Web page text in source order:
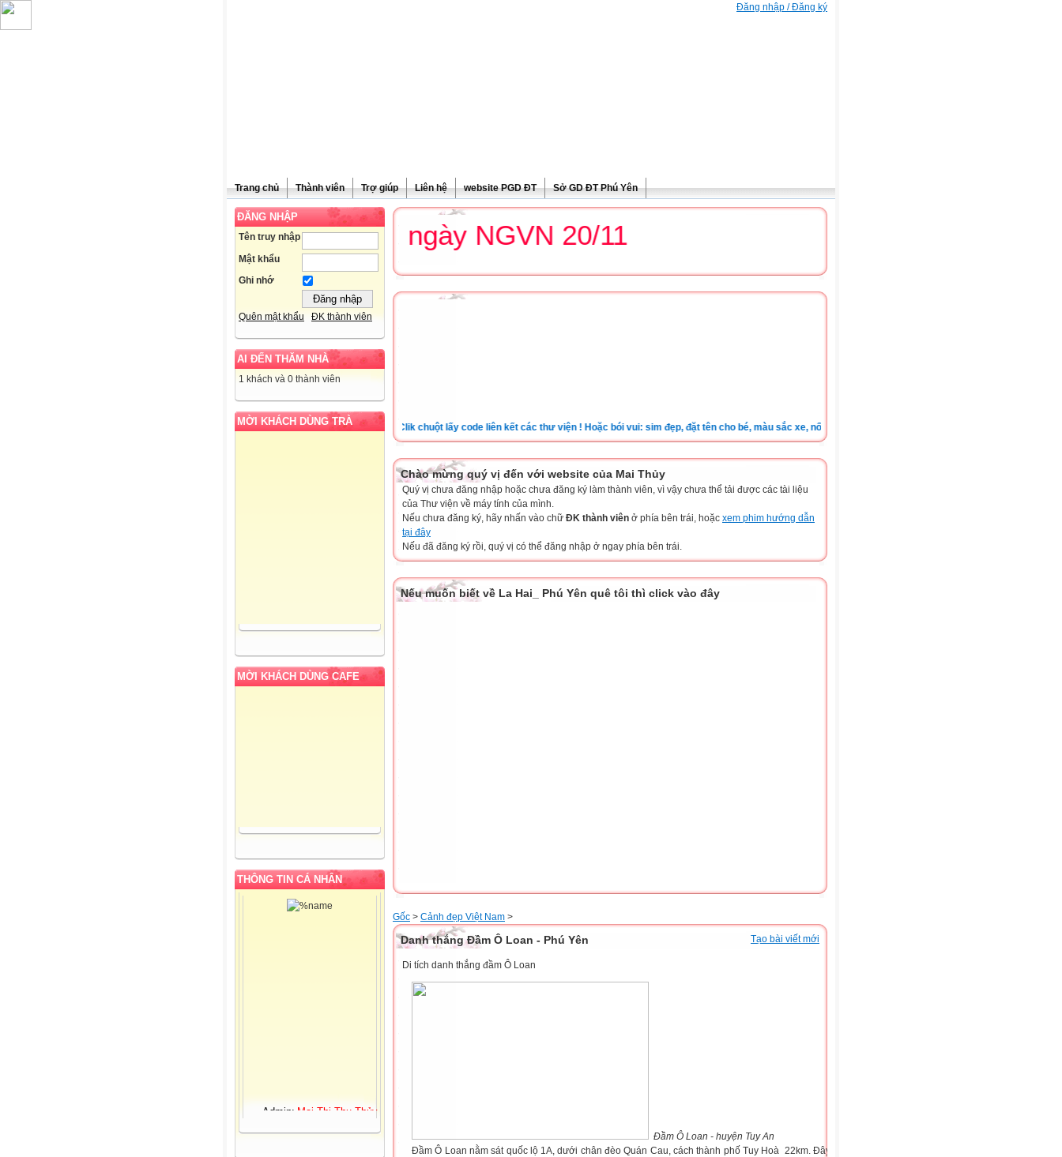
Đăng nhập / Đăng ký
Trang chủ Thành viên Trợ giúp Liên hệ website PGD ĐT Sở GD ĐT Phú Yên
ĐĂNG NHẬP
Tên truy nhập
Mật khẩu
Ghi nhớ
Quên mật khẩu ĐK thành viên
AI ĐẾN THĂM NHÀ
1 khách và 0 thành viên
MỜI KHÁCH DÙNG TRÀ
MỜI KHÁCH DÙNG CAFE
THÔNG TIN CÁ NHÂN
Giới tính: Nữ
Đơn vị CT: Trường Tiểu
Chúc mừng ngày NGVN 20/11
Clik chuột lấy code liên kết các thư viện ! Hoặc bói vui: sim đẹp, đặt tên cho bé, màu sắc xe, nốt ruồi, xem tuổi.v.v.v )
Chào mừng quý vị đến với website của Mai Thủy
Quý vị chưa đăng nhập hoặc chưa đăng ký làm thành viên, vì vậy chưa thể tải được các tài liệu
của Thư viện về máy tính của mình.
Nếu chưa đăng ký, hãy nhấn vào chữ ĐK thành viên ở phía bên trái, hoặc xem phim hướng dẫn
tại đây
Nếu đã đăng ký rồi, quý vị có thể đăng nhập ở ngay phía bên trái.
Nếu muốn biết về La Hai_ Phú Yên quê tôi thì click vào đây
Gốc > Cảnh đẹp Việt Nam >
Tạo bài viết mới
Danh thắng Đầm Ô Loan - Phú Yên
Di tích danh thắng đầm Ô Loan
Đầm Ô Loan - huyện Tuy An
Đầm Ô Loan nằm sát quốc lộ 1A, dưới chân đèo Quán Cau, cách thành phố Tuy Hoà 22km. Đây